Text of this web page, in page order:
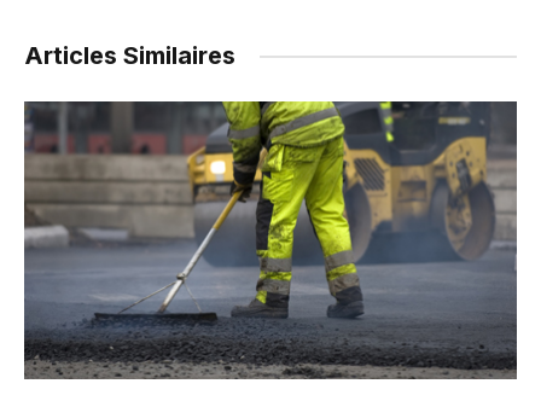
Articles Similaires